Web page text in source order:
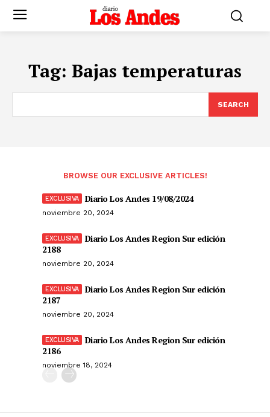
Tag: Bajas temperaturas
SEARCH
BROWSE OUR EXCLUSIVE ARTICLES!
Diario Los Andes 19/08/2024
noviembre 20, 2024
Diario Los Andes Region Sur edición
2188
noviembre 20, 2024
Diario Los Andes Region Sur edición
2187
noviembre 20, 2024
Diario Los Andes Region Sur edición
2186
noviembre 18, 2024